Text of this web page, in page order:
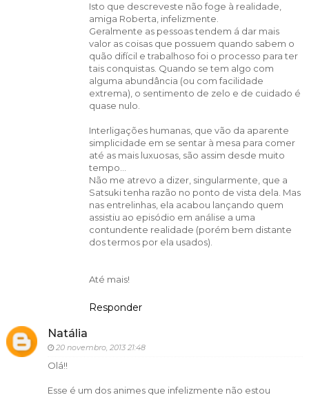
Isto que descreveste não foge à realidade,
amiga Roberta, infelizmente.
Geralmente as pessoas tendem á dar mais
valor as coisas que possuem quando sabem o
quão difícil e trabalhoso foi o processo para ter
tais conquistas. Quando se tem algo com
alguma abundância (ou com facilidade
extrema), o sentimento de zelo e de cuidado é
quase nulo.
Interligações humanas, que vão da aparente
simplicidade em se sentar à mesa para comer
até as mais luxuosas, são assim desde muito
tempo...
Não me atrevo a dizer, singularmente, que a
Satsuki tenha razão no ponto de vista dela. Mas
nas entrelinhas, ela acabou lançando quem
assistiu ao episódio em análise a uma
contundente realidade (porém bem distante
dos termos por ela usados).
Até mais!
Responder
Natália
20 novembro, 2013 21:48
Olá!!
Esse é um dos animes que infelizmente não estou